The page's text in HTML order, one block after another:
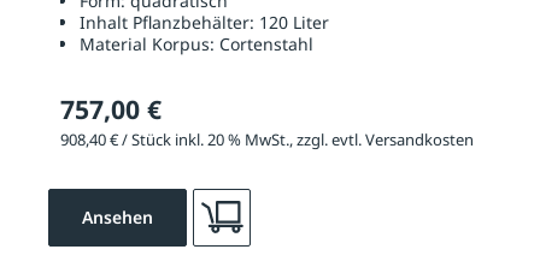
Inhalt Pflanzbehälter: 120 Liter
Material Korpus: Cortenstahl
757,00 €
908,40 € / Stück inkl. 20 % MwSt., zzgl. evtl. Versandkosten
Ansehen